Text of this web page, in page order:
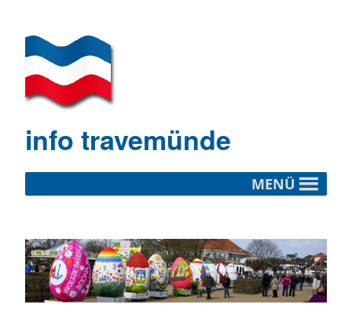
info travemünde
MENÜ